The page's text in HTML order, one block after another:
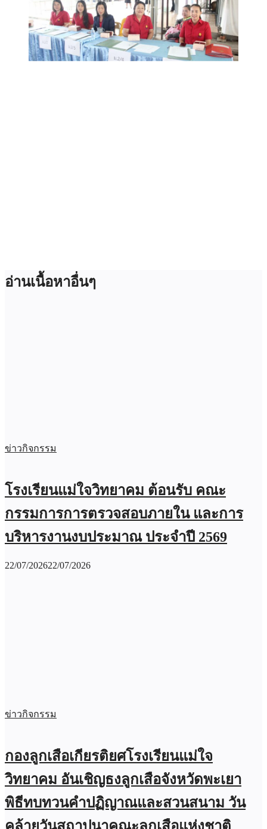
อ่านเนื้อหาอื่นๆ
ข่าวกิจกรรม
โรงเรียนแม่ใจวิทยาคม ต้อนรับ คณะ
กรรมการการตรวจสอบภายใน และการ
บริหารงานงบประมาณ ประจำปี 2569
22/07/202622/07/2026
ข่าวกิจกรรม
กองลูกเสือเกียรติยศโรงเรียนแม่ใจ
วิทยาคม อันเชิญธงลูกเสือจังหวัดพะเยา
พิธีทบทวนคำปฏิญาณและสวนสนาม วัน
คล้ายวันสถาปนาคณะลูกเสือแห่งชาติ